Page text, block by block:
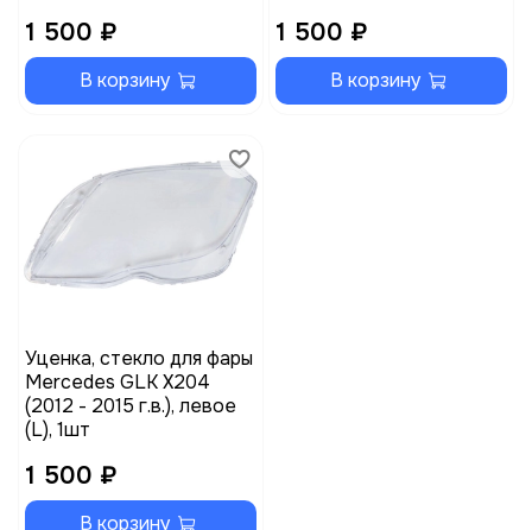
1 500 ₽
В корзину
1 500 ₽
В корзину
Уценка, стекло для фары
Mercedes GLK X204
(2012 - 2015 г.в.), левое
(L), 1шт
1 500 ₽
В корзину